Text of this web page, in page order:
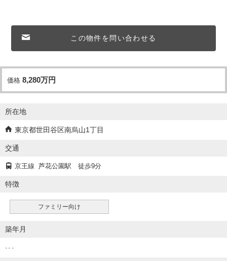
この物件を問い合わせる
価格 8,280万円
所在地
東京都世田谷区南烏山1丁目
交通
京王線 芦花公園駅 徒歩9分
特徴
ファミリー向け
築年月
---